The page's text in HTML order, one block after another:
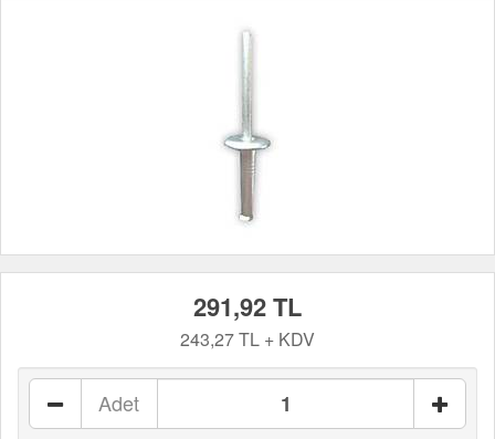
291,92 TL
243,27 TL + KDV
Adet